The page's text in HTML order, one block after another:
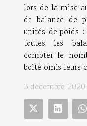
lors de la mise
de balance de
unités de poids
toutes les
compter le
boite omis leurs
3 décembre 2020